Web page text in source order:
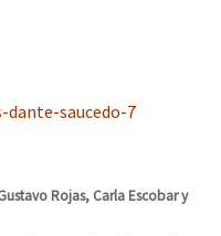
Rojas, Carla Escobar y